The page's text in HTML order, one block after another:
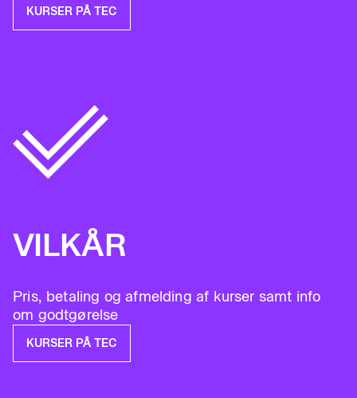
KURSER PÅ TEC
VILKÅR
Pris, betaling og afmelding af kurser samt info
om godtgørelse
KURSER PÅ TEC